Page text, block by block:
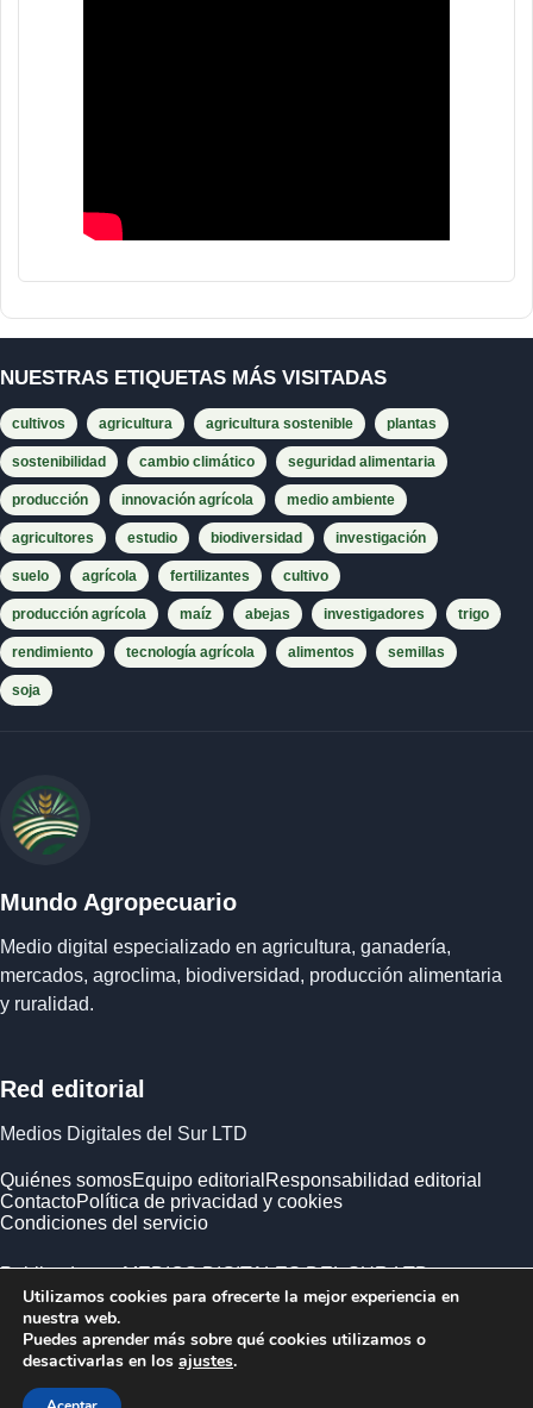
NUESTRAS ETIQUETAS MÁS VISITADAS
cultivos agricultura agricultura sostenible plantas
sostenibilidad cambio climático seguridad alimentaria
producción innovación agrícola medio ambiente
agricultores estudio biodiversidad investigación
suelo agrícola fertilizantes cultivo
producción agrícola maíz abejas investigadores trigo
rendimiento tecnología agrícola alimentos semillas
soja
Mundo Agropecuario
Medio digital especializado en agricultura, ganadería,
mercados, agroclima, biodiversidad, producción alimentaria
y ruralidad.
Red editorial
Medios Digitales del Sur LTD
Quiénes somosEquipo editorial Responsabilidad editorial
ContactoPolítica de privacidad y cookies
Condiciones del servicio
Publicado por MEDIOS DIGITALES DEL SUR LTD ·
Empresa registrada en Inglaterra y Gales.
Utilizamos cookies para ofrecerte la mejor experiencia en
nuestra web.
Puedes aprender más sobre qué cookies utilizamos o
desactivarlas en los ajustes.